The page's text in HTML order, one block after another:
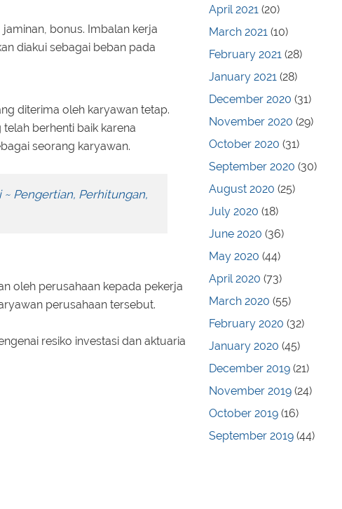
bonus. Imbalan kerja
diakui sebagai beban pada
diterima oleh karyawan tetap.
berhenti baik karena
seorang karyawan.
Pengertian, Perhitungan,
oleh perusahaan kepada pekerja
perusahaan tersebut.
resiko investasi dan aktuaria
April 2021 (20)
March 2021 (10)
February 2021 (28)
January 2021 (28)
December 2020 (31)
November 2020 (29)
October 2020 (31)
September 2020 (30)
August 2020 (25)
July 2020 (18)
June 2020 (36)
May 2020 (44)
April 2020 (73)
March 2020 (55)
February 2020 (32)
January 2020 (45)
December 2019 (21)
November 2019 (24)
October 2019 (16)
September 2019 (44)